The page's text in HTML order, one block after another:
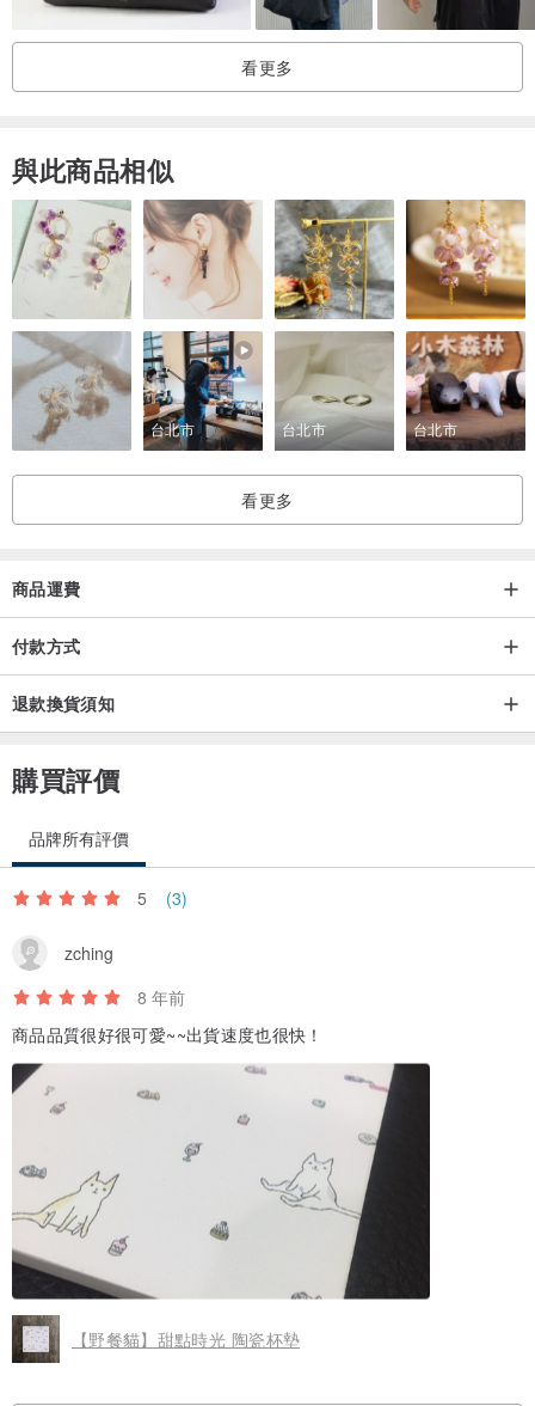
看更多
與此商品相似
台北市 台北市 台北市
看更多
商品運費
付款方式
退款換貨須知
購買評價
品牌所有評價
5 (3)
zching
8 年前
商品品質很好很可愛~~出貨速度也很快！
【野餐貓】甜點時光 陶瓷杯墊